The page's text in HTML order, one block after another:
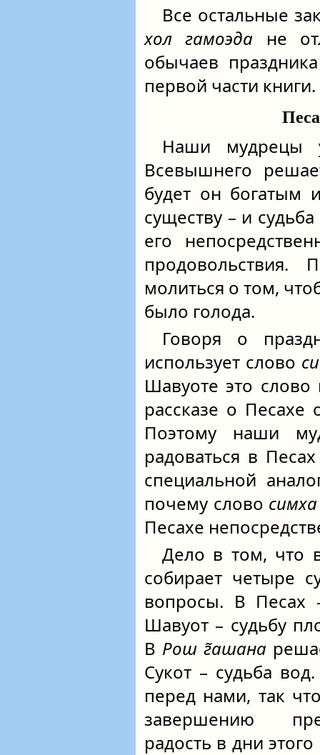
Все остальные
хол гамоэда не
обычаев
первой части книги.
Наши мудрецы
Всевышнего
будет он богатым
существу – и
его
продовольствия.
молиться о том,
было голода.
Говоря о
использует слово
Шавуоте это слово
рассказе о Песахе
Поэтому наши
радоваться в
специальной
почему слово симха
Песахе
Дело в том, что
собирает четыре
вопросы. В Песах
Шавуот – судьбу
В Рош г̃ашана
Сукот – судьба
перед нами, так
завершению
радость в дни